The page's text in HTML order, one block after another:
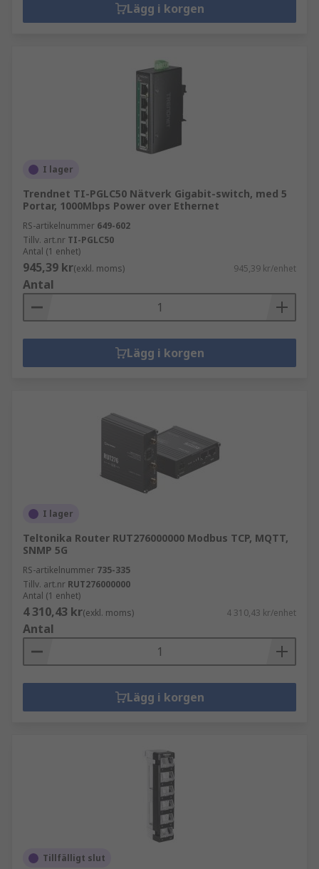
Lägg i korgen
I lager
Trendnet TI-PGLC50 Nätverk Gigabit-switch, med 5
Portar, 1000Mbps Power over Ethernet
RS-artikelnummer 649-602
Tillv. art.nr TI-PGLC50
Antal (1 enhet)
945,39 kr(exkl. moms) 945,39 kr/enhet
Antal
Lägg i korgen
I lager
Teltonika Router RUT276000000 Modbus TCP, MQTT,
SNMP 5G
RS-artikelnummer 735-335
Tillv. art.nr RUT276000000
Antal (1 enhet)
4 310,43 kr(exkl. moms) 4 310,43 kr/enhet
Antal
Lägg i korgen
Tillfälligt slut